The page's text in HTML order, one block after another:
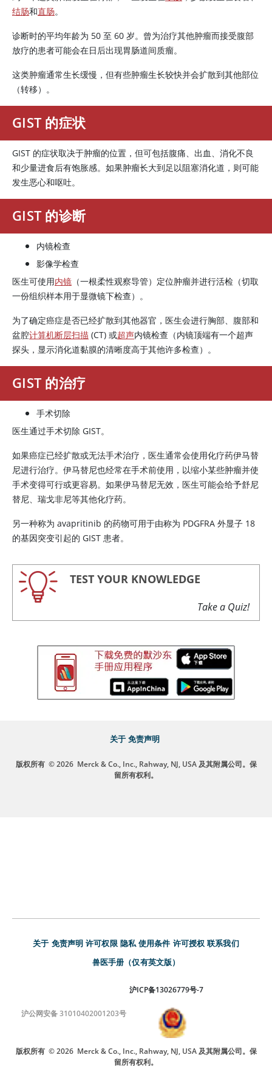
结肠和直肠。
诊断时的平均年龄为 50 至 60 岁。曾为治疗其他肿瘤而接受腹部
放疗的患者可能会在日后出现胃肠道间质瘤。
这类肿瘤通常生长缓慢，但有些肿瘤生长较快并会扩散到其他部位
（转移）。
GIST 的症状
GIST 的症状取决于肿瘤的位置，但可包括腹痛、出血、消化不良
和少量进食后有饱胀感。如果肿瘤长大到足以阻塞消化道，则可能
发生恶心和呕吐。
GIST 的诊断
内镜检查
影像学检查
医生可使用内镜 （一根柔性观察导管）定位肿瘤并进行活检（切取
一份组织样本用于显微镜下检查）。
为了确定癌症是否已经扩散到其他器官，医生会进行胸部、腹部和
盆腔计算机断层扫描 (CT) 或超声内镜检查（内镜顶端有一个超声
探头，显示消化道黏膜的清晰度高于其他许多检查）。
GIST 的治疗
手术切除
医生通过手术切除 GIST。
如果癌症已经扩散或无法手术治疗，医生通常会使用化疗药伊马替
尼进行治疗。 伊马替尼也经常在手术前使用，以缩小某些肿瘤并使
手术变得可行或更容易。如果伊马替尼无效，医生可能会给予舒尼
替尼、瑞戈非尼等其他化疗药。
另一种称为 avapritinib 的药物可用于由称为 PDGFRA 外显子 18
的基因突变引起的 GIST 患者。
TEST YOUR KNOWLEDGE
Take a Quiz!
关于 免责声明
版权所有 © 2026 Merck & Co., Inc., Rahway, NJ, USA 及其附属公司。保
留所有权利。
关于 免责声明 许可权限 隐私 使用条件 许可授权 联系我们
兽医手册（仅有英文版）
沪ICP备13026779号-7
沪公网安备 31010402001203号
版权所有 © 2026 Merck & Co., Inc., Rahway, NJ, USA 及其附属公司。保
留所有权利。